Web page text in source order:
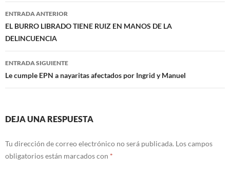
Navegación
de
entradas
ENTRADA ANTERIOR
EL BURRO LIBRADO TIENE RUIZ EN MANOS DE LA
DELINCUENCIA
ENTRADA SIGUIENTE
Le cumple EPN a nayaritas afectados por Ingrid y Manuel
DEJA UNA RESPUESTA
Tu dirección de correo electrónico no será publicada. Los campos
obligatorios están marcados con *